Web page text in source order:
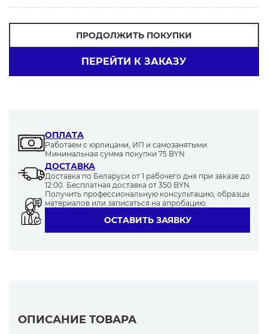
ПРОДОЛЖИТЬ ПОКУПКИ
ПЕРЕЙТИ К ЗАКАЗУ
ОПЛАТА
Работаем с юрлицами, ИП и самозанятыми.
Минимальная сумма покупки 75 BYN
ДОСТАВКА
Доставка по Беларуси от 1 рабочего дня при заказе до
12:00. Бесплатная доставка от 350 BYN
Получить профессиональную консультацию, образцы
материалов или записаться на апробацию.
ОСТАВИТЬ ЗАЯВКУ
ОПИСАНИЕ ТОВАРА